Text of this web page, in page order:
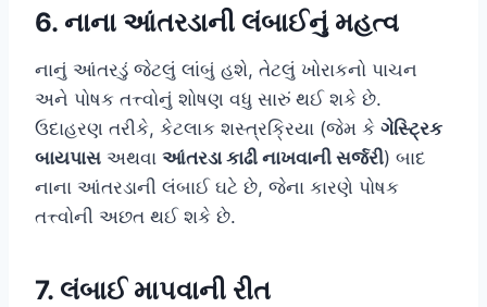
6. નાના આંતરડાની લંબાઈનું મહત્વ
નાનું આંતરડું જેટલું લાંબું હશે, તેટલું ખોરાકનો પાચન
અને પોષક તત્ત્વોનું શોષણ વધુ સારું થઈ શકે છે.
ઉદાહરણ તરીકે, કેટલાક શસ્ત્રક્રિયા (જેમ કે ગેસ્ટ્રિક
બાયપાસ અથવા આંતરડા કાઢી નાખવાની સર્જરી) બાદ
નાના આંતરડાની લંબાઈ ઘટે છે, જેના કારણે પોષક
તત્ત્વોની અછત થઈ શકે છે.
7. લંબાઈ માપવાની રીત